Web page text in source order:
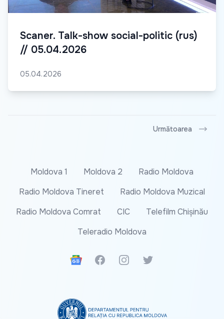
Scaner. Talk-show social-politic (rus)
// 05.04.2026
05.04.2026
Următoarea
Moldova 1 Moldova 2
Radio Moldova
Radio Moldova Tineret
Radio Moldova Muzical
Radio Moldova Comrat
CIC
Telefilm Chișinău
Teleradio Moldova
Google News
FacebookInstagramTwitter